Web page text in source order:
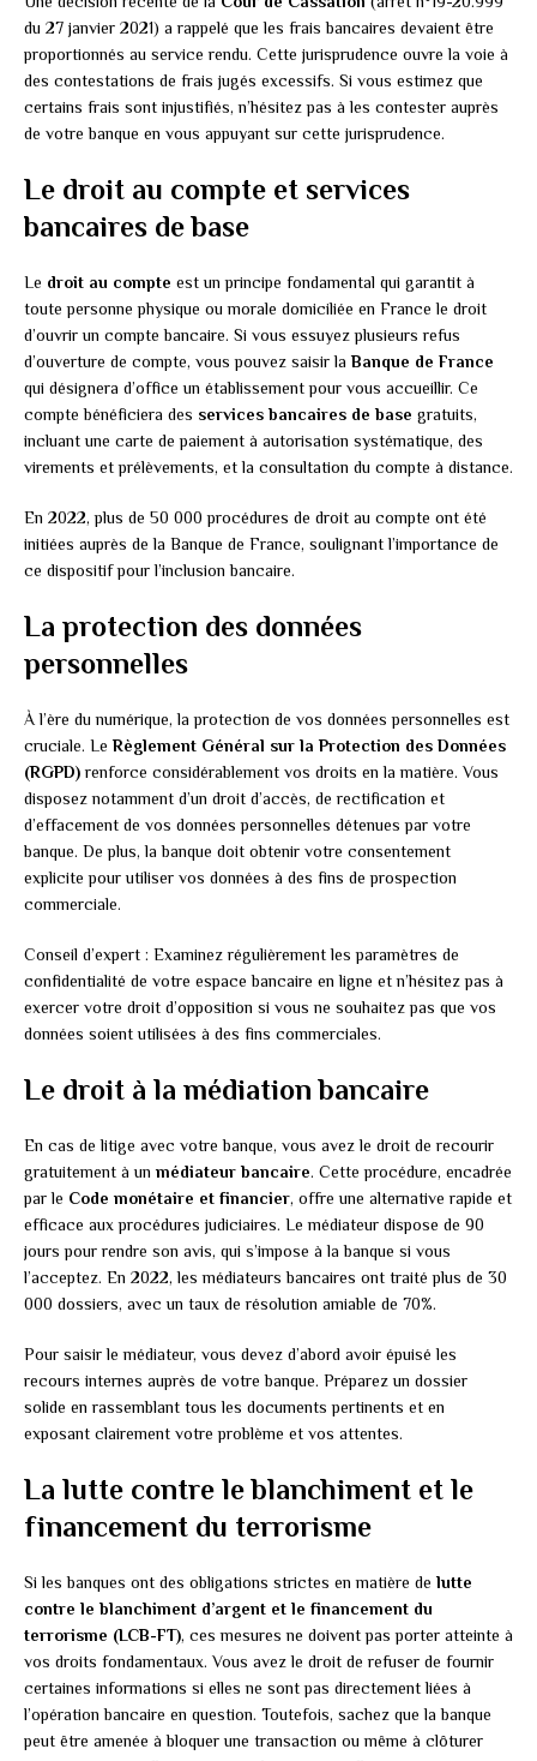
du 27 janvier 2021) a rappelé que les frais bancaires devaient être
proportionnés au service rendu. Cette jurisprudence ouvre la voie à
des contestations de frais jugés excessifs. Si vous estimez que
certains frais sont injustifiés, n’hésitez pas à les contester auprès
de votre banque en vous appuyant sur cette jurisprudence.
Le droit au compte et services
bancaires de base
Le droit au compte est un principe fondamental qui garantit à
toute personne physique ou morale domiciliée en France le droit
d’ouvrir un compte bancaire. Si vous essuyez plusieurs refus
d’ouverture de compte, vous pouvez saisir laBanque de France
qui désignera d’office un établissement pour vous accueillir. Ce
compte bénéficiera des services bancaires de base gratuits,
incluant une carte de paiement à autorisation systématique, des
virements et prélèvements, et la consultation du compte à distance.
En 2022, plus de 50 000 procédures de droit au compte ont été
initiées auprès de la Banque de France, soulignant l’importance de
ce dispositif pour l’inclusion bancaire.
La protection des données
personnelles
À l’ère du numérique, la protection de vos données personnelles est
cruciale. LeRèglement Général sur la Protection des Données
(RGPD)renforce considérablement vos droits en la matière. Vous
disposez notamment d’un droit d’accès, de rectification et
d’effacement de vos données personnelles détenues par votre
banque. De plus, la banque doit obtenir votre consentement
explicite pour utiliser vos données à des fins de prospection
commerciale.
Conseil d’expert : Examinez régulièrement les paramètres de
confidentialité de votre espace bancaire en ligne et n’hésitez pas à
exercer votre droit d’opposition si vous ne souhaitez pas que vos
données soient utilisées à des fins commerciales.
Le droit à la médiation bancaire
En cas de litige avec votre banque, vous avez le droit de recourir
gratuitement à un médiateur bancaire. Cette procédure, encadrée
par le Code monétaire et financier, offre une alternative rapide et
efficace aux procédures judiciaires. Le médiateur dispose de 90
jours pour rendre son avis, qui s’impose à la banque si vous
l’acceptez. En 2022, les médiateurs bancaires ont traité plus de 30
000 dossiers, avec un taux de résolution amiable de 70%.
Pour saisir le médiateur, vous devez d’abord avoir épuisé les
recours internes auprès de votre banque. Préparez un dossier
solide en rassemblant tous les documents pertinents et en
exposant clairement votre problème et vos attentes.
La lutte contre le blanchiment et le
financement du terrorisme
Si les banques ont des obligations strictes en matière de lutte
contre le blanchiment d’argent et le financement du
terrorisme (LCB-FT), ces mesures ne doivent pas porter atteinte à
vos droits fondamentaux. Vous avez le droit de refuser de fournir
certaines informations si elles ne sont pas directement liées à
l’opération bancaire en question. Toutefois, sachez que la banque
peut être amenée à bloquer une transaction ou même à clôturer